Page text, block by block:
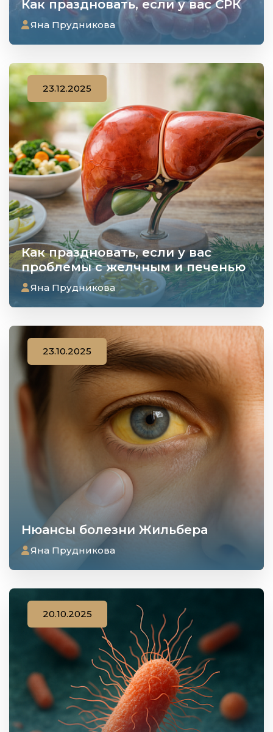
Как праздновать, если у вас СРК
Яна Прудникова
Как праздновать, если у вас
проблемы с желчным и печенью
23.12.2025
Яна Прудникова
Нюансы болезни Жильбера
23.10.2025
Яна Прудникова
20.10.2025